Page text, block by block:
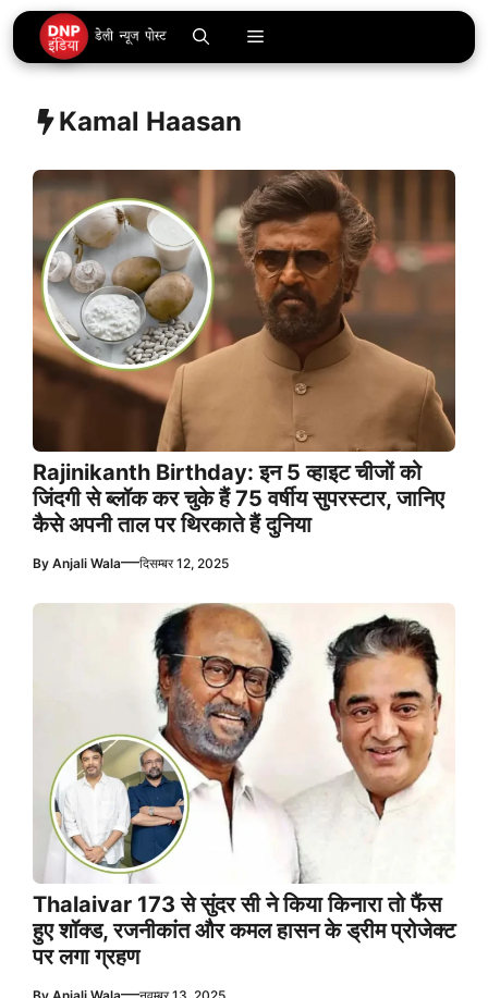
Skip
to
content
Menu
Kamal Haasan
Rajinikanth Birthday: इन 5 व्हाइट चीजों को
जिंदगी से ब्लॉक कर चुके हैं 75 वर्षीय सुपरस्टार, जानिए
कैसे अपनी ताल पर थिरकाते हैं दुनिया
By Anjali Wala—दिसम्बर 12, 2025
Thalaivar 173 से सुंदर सी ने किया किनारा तो फैंस
हुए शॉक्ड, रजनीकांत और कमल हासन के ड्रीम प्रोजेक्ट
पर लगा ग्रहण